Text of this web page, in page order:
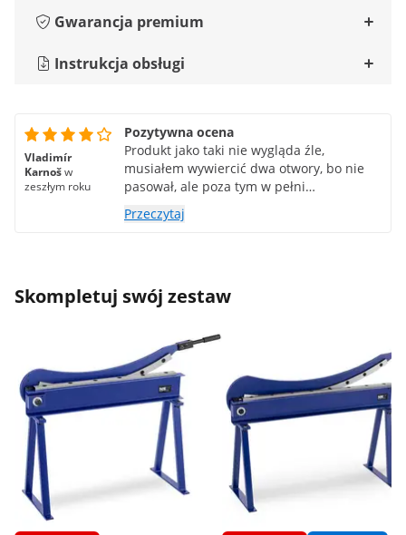
Gwarancja premium
Instrukcja obsługi
Vladimír
Karnošw
zeszłym roku
Pozytywna ocena
Produkt jako taki nie wygląda źle,
musiałem wywiercić dwa otwory, bo nie
pasował, ale poza tym w pełni
zadowolony.
Przeczytaj
Skompletuj swój zestaw